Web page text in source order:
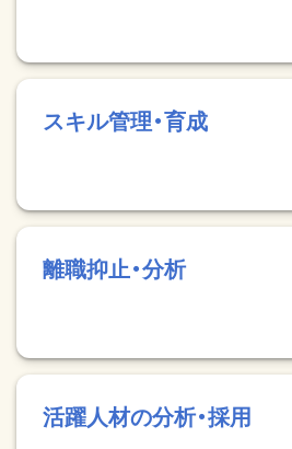
スキル管理・育成
離職抑止・分析
活躍人材の分析・採用